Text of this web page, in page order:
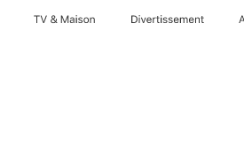
TV & Maison Divertissements